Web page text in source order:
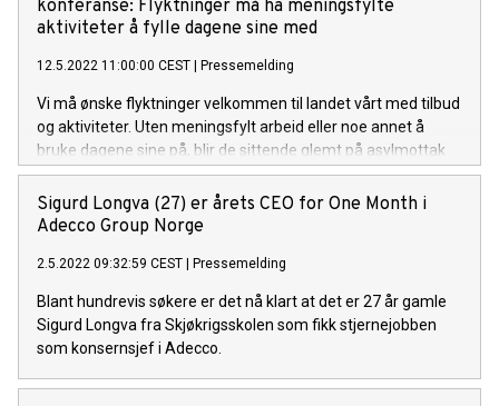
konferanse: Flyktninger må ha meningsfylte
aktiviteter å fylle dagene sine med
12.5.2022 11:00:00 CEST Pressemelding
Vi må ønske flyktninger velkommen til landet vårt med tilbud
og aktiviteter. Uten meningsfylt arbeid eller noe annet å
bruke dagene sine på, blir de sittende glemt på asylmottak
rundt omkring i landet, sier Torben Sneve, konserndirektør
for Adecco Group Nordics på NHOs årskonferanse, som går
av stabelen i Oslo Spektrum i dag.
Sigurd Longva (27) er årets CEO for One Month i
Adecco Group Norge
2.5.2022 09:32:59 CEST Pressemelding
Blant hundrevis søkere er det nå klart at det er 27 år gamle
Sigurd Longva fra Skjøkrigsskolen som fikk stjernejobben
som konsernsjef i Adecco.